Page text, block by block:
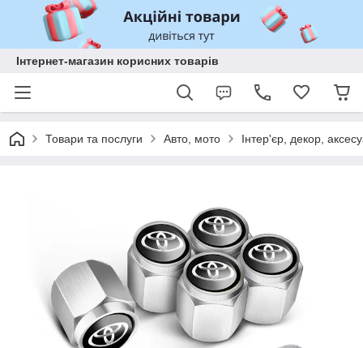
Інтернет-магазин корисних товарів
Товари та послуги Авто, мото Інтер'єр, декор,